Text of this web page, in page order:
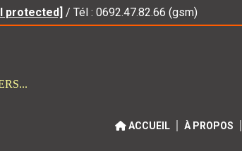
protected] / Tél : 0692.47.82.66 (gsm)
ACCUEIL À PROPOS